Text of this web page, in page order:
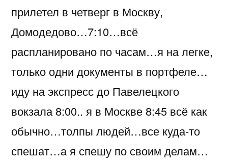
прилетел в четверг в Москву,
Домодедово…7:10…всё
распланировано по часам…я на легке,
только одни документы в портфеле…
иду на экспресс до Павелецкого
вокзала 8:00.. я в Москве 8:45 всё как
обычно…толпы людей…все куда-то
спешат…а я спешу по своим делам…